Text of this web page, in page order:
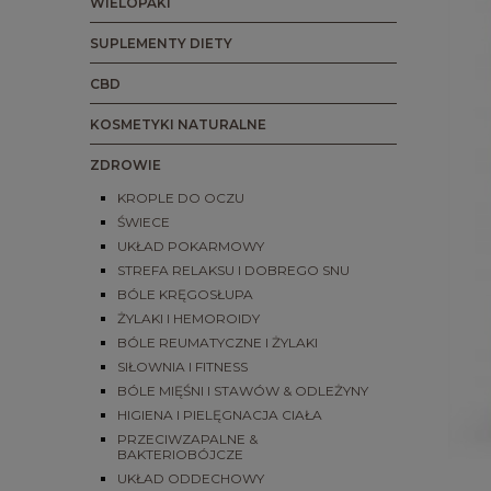
SUPLEMENTY DIETY
CBD
KOSMETYKI NATURALNE
ZDROWIE
KROPLE DO OCZU
ŚWIECE
UKŁAD POKARMOWY
STREFA RELAKSU I DOBREGO SNU
BÓLE KRĘGOSŁUPA
ŻYLAKI I HEMOROIDY
BÓLE REUMATYCZNE I ŻYLAKI
SIŁOWNIA I FITNESS
BÓLE MIĘŚNI I STAWÓW & ODLEŻYNY
HIGIENA I PIELĘGNACJA CIAŁA
PRZECIWZAPALNE &
BAKTERIOBÓJCZE
UKŁAD ODDECHOWY